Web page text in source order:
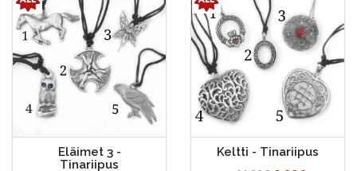
Eläimet 3 -
Tinariipus
Keltti - Tinariipus